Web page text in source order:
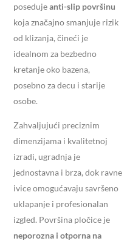
posedujeanti-slip površinu
koja značajno smanjuje rizik
od klizanja, čineći je
idealnom za bezbedno
kretanje oko bazena,
posebno za decu i starije
osobe.
Zahvaljujući preciznim
dimenzijama i kvalitetnoj
izradi, ugradnja je
jednostavna i brza, dok ravne
ivice omogućavaju savršeno
uklapanje i profesionalan
izgled. Površina pločice je
neporozna i otporna na